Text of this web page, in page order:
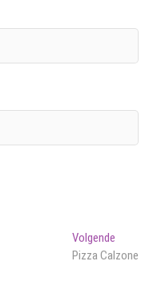
Volgende
bericht:
Pizza Calzone